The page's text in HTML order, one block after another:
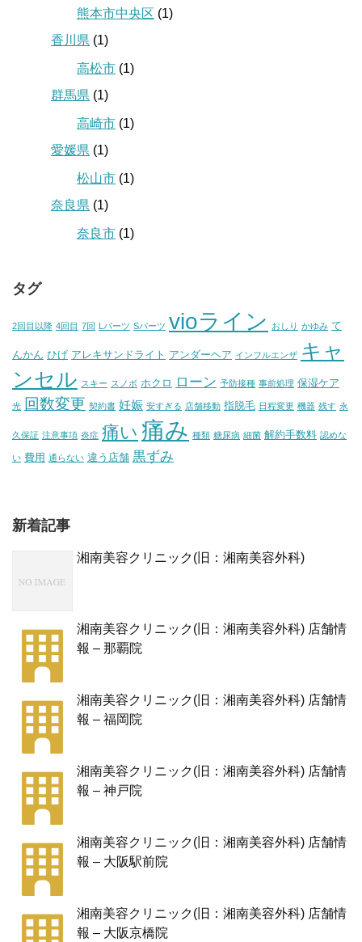
熊本市中央区 (1)
香川県 (1)
高松市 (1)
群馬県 (1)
高崎市 (1)
愛媛県 (1)
松山市 (1)
奈良県 (1)
奈良市 (1)
タグ
2回目以降 4回目 7回 Lパーツ Sパーツ vioライン おしり かゆみ て
んかん ひげ アレキサンドライト アンダーヘア インフルエンザ キャ
ンセル スキー スノボ ホクロ ローン 予防接種 事前処理 保湿ケア
光 回数変更 契約書 妊娠 安すぎる 店舗移動 指脱毛 日程変更 機器 残す 永
久保証 注意事項 炎症 痛い 痛み 種類 糖尿病 細菌 解約手数料 認めな
い 費用 通らない 違う店舗 黒ずみ
新着記事
湘南美容クリニック(旧：湘南美容外科)
湘南美容クリニック(旧：湘南美容外科) 店舗情
報 – 那覇院
湘南美容クリニック(旧：湘南美容外科) 店舗情
報 – 福岡院
湘南美容クリニック(旧：湘南美容外科) 店舗情
報 – 神戸院
湘南美容クリニック(旧：湘南美容外科) 店舗情
報 – 大阪駅前院
湘南美容クリニック(旧：湘南美容外科) 店舗情
報 – 大阪京橋院